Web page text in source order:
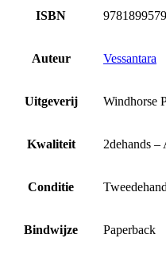
ISBN
Auteur Vessantara
Uitgeverij Windhorse
Kwaliteit 2dehands
Conditie
Bindwijze Paperback